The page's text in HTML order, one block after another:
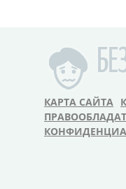
КАРТА САЙТА